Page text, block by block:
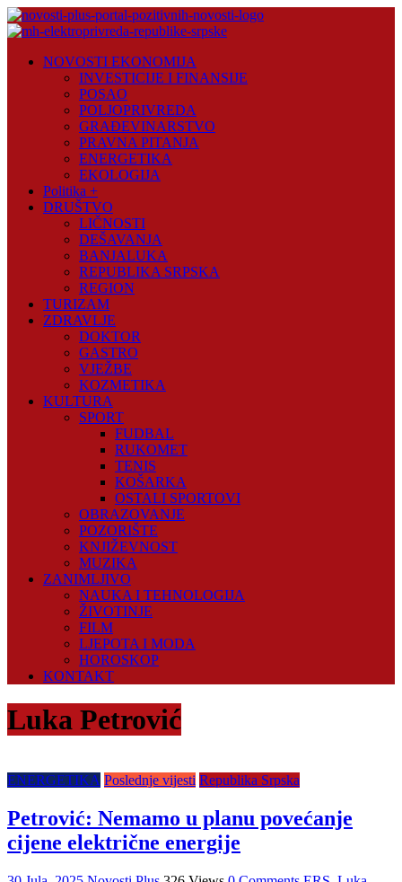
Skip
to
Plus
NOVOSTI EKONOMIJA
INVESTICIJE I FINANSIJE
POSAO
POLJOPRIVREDA
GRAĐEVINARSTVO
PRAVNA PITANJA
ENERGETIKA
EKOLOGIJA
Politika +
DRUŠTVO
LIČNOSTI
DEŠAVANJA
BANJALUKA
REPUBLIKA SRPSKA
REGION
TURIZAM
ZDRAVLJE
DOKTOR
GASTRO
VJEŽBE
KOZMETIKA
KULTURA
SPORT
FUDBAL
RUKOMET
TENIS
KOŠARKA
OSTALI SPORTOVI
OBRAZOVANJE
POZORIŠTE
KNJIŽEVNOST
MUZIKA
ZANIMLJIVO
NAUKA I TEHNOLOGIJA
ŽIVOTINJE
FILM
LJEPOTA I MODA
HOROSKOP
KONTAKT
Luka Petrović
ENERGETIKA Poslednje vijesti Republika Srpska
Petrović: Nemamo u planu povećanje
cijene električne energije